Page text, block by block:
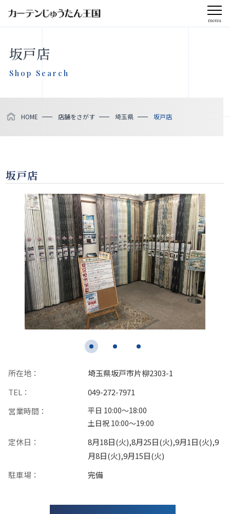
menu
坂戸店
Shop Search
HOME 店舗をさがす 埼玉県 坂戸店
坂戸店
所在地：
埼玉県坂戸市片柳2303-1
TEL：
049-272-7971
営業時間：
平日 10:00〜18:00
土日祝 10:00〜19:00
定休日：
8月18日(火),8月25日(火),9月1日(火),9
月8日(火),9月15日(火)
駐車場：
完備